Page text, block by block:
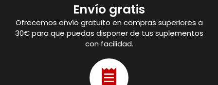
Envío gratis
Ofrecemos envío gratuito en compras superiores a
30€ para que puedas disponer de tus suplementos
con facilidad.